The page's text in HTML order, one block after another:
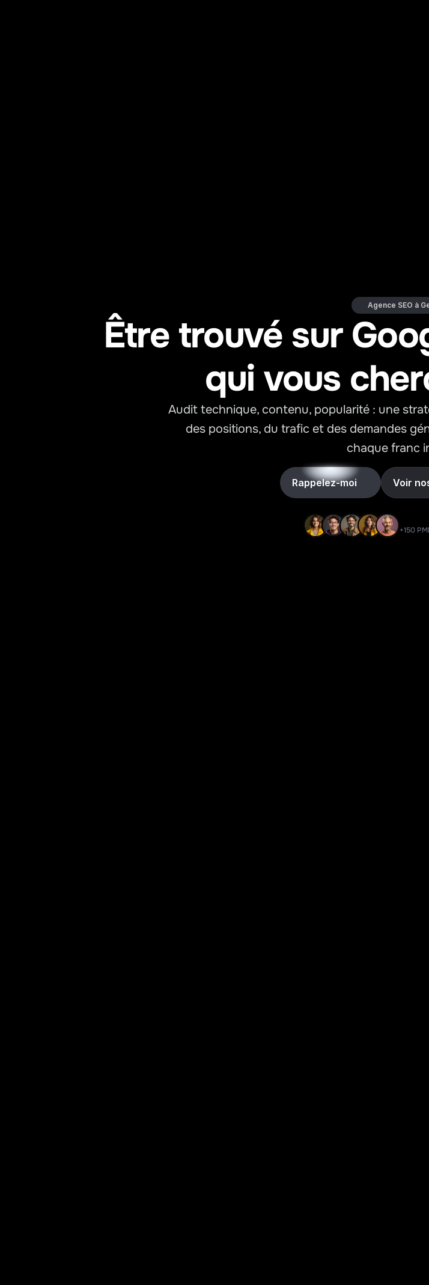
Agence SEO à
Être trouvé sur
qui vous
Audit technique, contenu, popularité : une
des positions, du trafic et des demandes
chaque franc
Rappelez-moi Voir
+150